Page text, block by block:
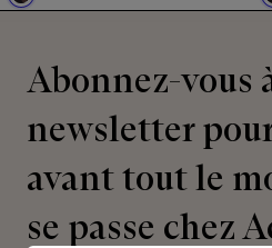
Abonnez-vous
newsletter
avant tout le
se passe chez